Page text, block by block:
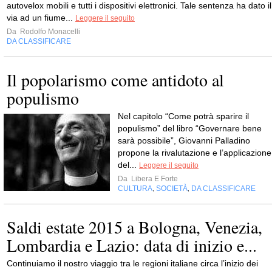
autovelox mobili e tutti i dispositivi elettronici. Tale sentenza ha dato il
via ad un fiume...
Leggere il seguito
Da Rodolfo Monacelli
DA CLASSIFICARE
Il popolarismo come antidoto al
populismo
Nel capitolo “Come potrà sparire il
populismo” del libro “Governare bene
sarà possibile”, Giovanni Palladino
propone la rivalutazione e l’applicazione
del...
Leggere il seguito
Da Libera E Forte
CULTURA SOCIETÀ DA CLASSIFICARE
Saldi estate 2015 a Bologna, Venezia,
Lombardia e Lazio: data di inizio e...
Continuiamo il nostro viaggio tra le regioni italiane circa l’inizio dei